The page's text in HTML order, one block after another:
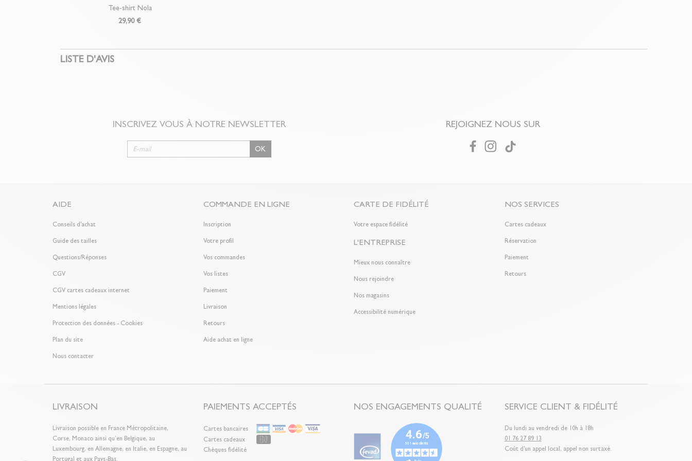
Tee-shirt Nola
29,90 €
LISTE D'AVIS
INSCRIVEZ VOUS À NOTRE NEWSLETTER
OK
REJOIGNEZ NOUS SUR
AIDE
Conseils d'achat
Guide des tailles
Questions/Réponses
CGV
CGV cartes cadeaux internet
Mentions légales
Protection des données - Cookies
Plan du site
Nous contacter
COMMANDE EN LIGNE
Inscription
Votre profil
Vos commandes
Vos listes
Paiement
Livraison
Retours
Aide achat en ligne
CARTE DE FIDÉLITÉ
Votre espace fidélité
L'ENTREPRISE
Mieux nous connaître
Nous rejoindre
Nos magasins
Accessibilité numérique
NOS SERVICES
Cartes cadeaux
Réservation
Paiement
Retours
LIVRAISON
Livraison possible en France Métropolitaine,
Corse, Monaco ainsi qu’en Belgique, au
Luxembourg, en Allemagne, en Italie, en Espagne, au
Portugal et aux Pays-Bas.
PAIEMENTS ACCEPTÉS
Cartes bancaires
Cartes cadeaux
Chèques fidélité
NOS ENGAGEMENTS QUALITÉ SERVICE CLIENT & FIDÉLITÉ
Du lundi au vendredi de 10h à 18h
01 76 27 89 13
Coût d'un appel local, appel non surtaxé.